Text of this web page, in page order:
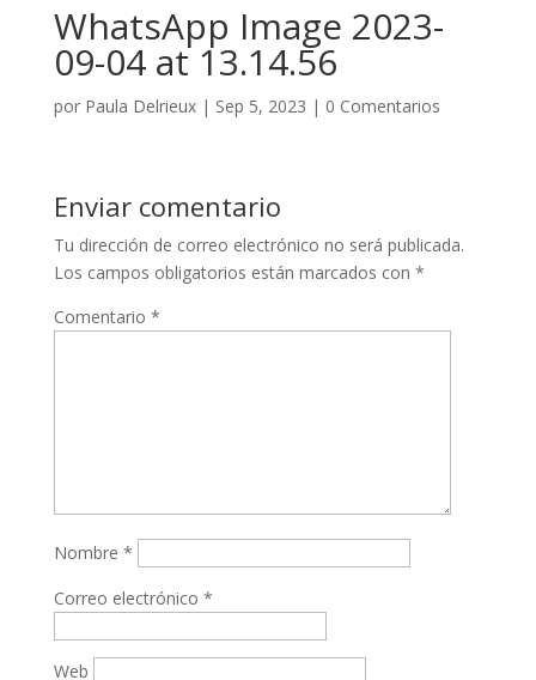
WhatsApp Image 2023-
09-04 at 13.14.56
por Paula Delrieux| Sep 5, 2023 | 0 Comentarios
Enviar comentario
Tu dirección de correo electrónico no será publicada.
Los campos obligatorios están marcados con *
Comentario *
Nombre *
Correo electrónico *
Web